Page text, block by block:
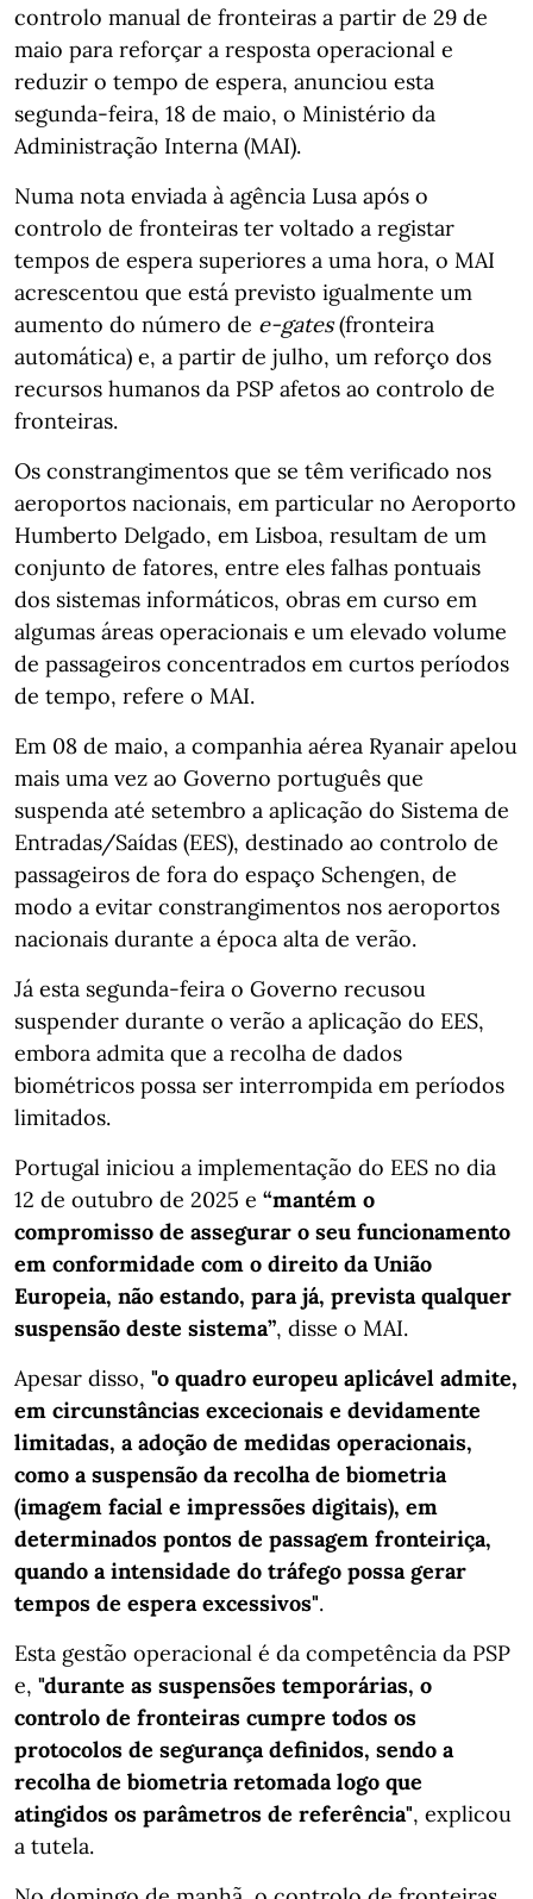
controlo manual de fronteiras a partir de 29 de
maio para reforçar a resposta operacional e
reduzir o tempo de espera, anunciou esta
segunda-feira, 18 de maio, o Ministério da
Administração Interna (MAI).
Numa nota enviada à agência Lusa após o
controlo de fronteiras ter voltado a registar
tempos de espera superiores a uma hora, o MAI
acrescentou que está previsto igualmente um
aumento do número de e-gates(fronteira
automática) e, a partir de julho, um reforço dos
recursos humanos da PSP afetos ao controlo de
fronteiras.
Os constrangimentos que se têm verificado nos
aeroportos nacionais, em particular no Aeroporto
Humberto Delgado, em Lisboa, resultam de um
conjunto de fatores, entre eles falhas pontuais
dos sistemas informáticos, obras em curso em
algumas áreas operacionais e um elevado volume
de passageiros concentrados em curtos períodos
de tempo, refere o MAI.
Em 08 de maio, a companhia aérea Ryanair apelou
mais uma vez ao Governo português que
suspenda até setembro a aplicação do Sistema de
Entradas/Saídas (EES), destinado ao controlo de
passageiros de fora do espaço Schengen, de
modo a evitar constrangimentos nos aeroportos
nacionais durante a época alta de verão.
Já esta segunda-feira o Governo recusou
suspender durante o verão a aplicação do EES,
embora admita que a recolha de dados
biométricos possa ser interrompida em períodos
limitados.
Portugal iniciou a implementação do EES no dia
12 de outubro de 2025 e “mantém o
compromisso de assegurar o seu funcionamento
em conformidade com o direito da União
Europeia, não estando, para já, prevista qualquer
suspensão deste sistema”, disse o MAI.
Apesar disso, "o quadro europeu aplicável admite,
em circunstâncias excecionais e devidamente
limitadas, a adoção de medidas operacionais,
como a suspensão da recolha de biometria
(imagem facial e impressões digitais), em
determinados pontos de passagem fronteiriça,
quando a intensidade do tráfego possa gerar
tempos de espera excessivos".
Esta gestão operacional é da competência da PSP
e, "durante as suspensões temporárias, o
controlo de fronteiras cumpre todos os
protocolos de segurança definidos, sendo a
recolha de biometria retomada logo que
atingidos os parâmetros de referência", explicou
a tutela.